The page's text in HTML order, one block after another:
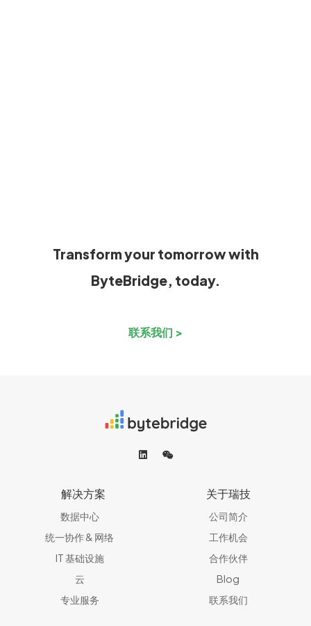
Transform your tomorrow with
ByteBridge, today.
联系我们 >
解决方案
数据中心
统一协作 & 网络​
IT 基础设施
云
专业服务
关于瑞技
公司简介
工作机会
合作伙伴
Blog
联系我们